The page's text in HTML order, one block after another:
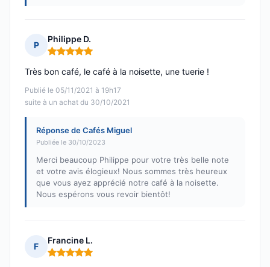
P
Philippe D.
Note : 5 sur 5
Publié le 05/11/2021 à 19h17
suite à un achat du 30/10/2021
Très bon café, le café à la noisette, une tuerie !
Réponse de Cafés Miguel
Publiée le 30/10/2023
Merci beaucoup Philippe pour votre très belle note
et votre avis élogieux! Nous sommes très heureux
que vous ayez apprécié notre café à la noisette.
Nous espérons vous revoir bientôt!
F
Francine L.
Note : 5 sur 5